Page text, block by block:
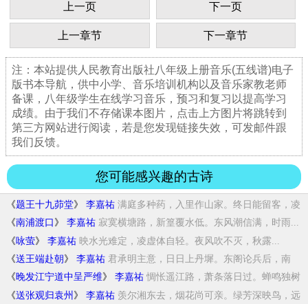
上一页 下一页
上一章节 下一章节
注：本站提供人民教育出版社八年级上册音乐(五线谱)电子
版书本导航，供中小学、音乐培训机构以及音乐家教老师
备课，八年级学生在线学习音乐，预习和复习以提高学习
成绩。由于我们不存储课本图片，点击上方图片将跳转到
第三方网站进行阅读，若是您发现链接失效，可发邮件跟
我们反馈。
您可能感兴趣的古诗
《题王十九茆堂》 李嘉祐 满庭多种药，入里作山家。终日能留客，凌
寒...
《南浦渡口 》 李嘉祐 寂寞横塘路，新篁覆水低。东风潮信满，时雨...
《咏萤》 李嘉祐 映水光难定，凌虚体自轻。夜风吹不灭，秋露...
《送王端赴朝 》 李嘉祐 君承明主意，日日上丹墀。东阁论兵后，南
宫...
《晚发江宁道中呈严维》 李嘉祐 惆怅遥江路，萧条落日过。蝉鸣独树
急，鸦向...
《送张观归袁州 》 李嘉祐 羡尔湘东去，烟花尚可亲。绿芳深映鸟，远